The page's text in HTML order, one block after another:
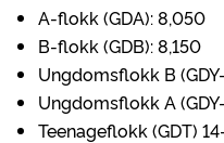
A-flokk (GDA): 8,050
B-flokk (GDB): 8,150
Ungdomsflokk B
Ungdomsflokk A
Teenageflokk (GDT)